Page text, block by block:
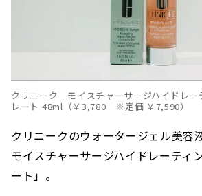
クリニーク モイスチャーサージハイドレ
レート 48ml（￥3,780 ※定価 ￥7,590）
クリニークのウォータージェル美容
モイスチャーサージハイドレーテ
ート」。